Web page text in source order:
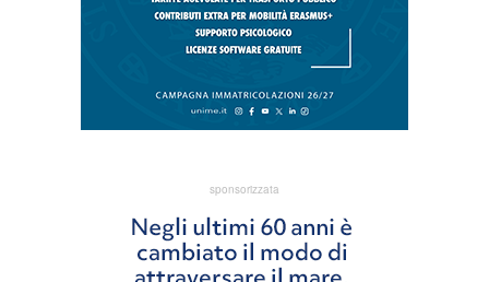
sponsorizzata